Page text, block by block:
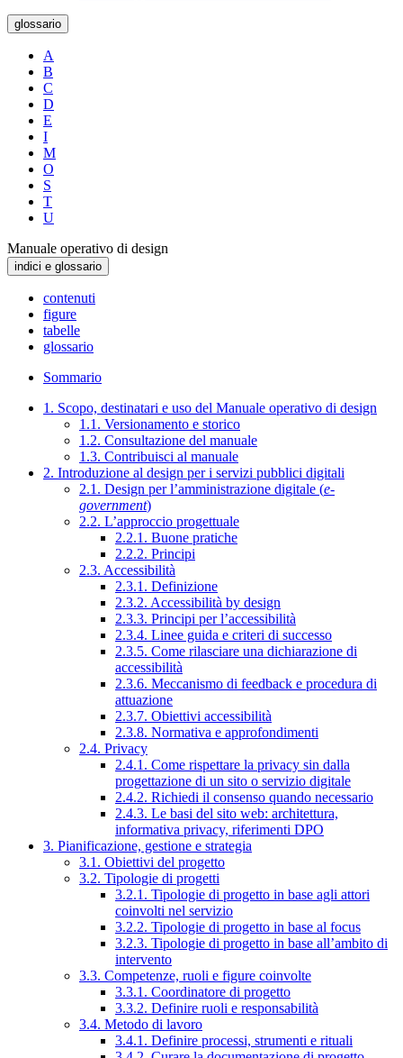
glossario
A
B
C
D
E
I
M
O
S
T
U
Manuale operativo di design
indici e glossario
contenuti
figure
tabelle
glossario
Sommario
1. Scopo, destinatari e uso del Manuale operativo di design
1.1. Versionamento e storico
1.2. Consultazione del manuale
1.3. Contribuisci al manuale
2. Introduzione al design per i servizi pubblici digitali
2.1. Design per l’amministrazione digitale (e-
government)
2.2. L’approccio progettuale
2.2.1. Buone pratiche
2.2.2. Principi
2.3. Accessibilità
2.3.1. Definizione
2.3.2. Accessibilità by design
2.3.3. Principi per l’accessibilità
2.3.4. Linee guida e criteri di successo
2.3.5. Come rilasciare una dichiarazione di
accessibilità
2.3.6. Meccanismo di feedback e procedura di
attuazione
2.3.7. Obiettivi accessibilità
2.3.8. Normativa e approfondimenti
2.4. Privacy
2.4.1. Come rispettare la privacy sin dalla
progettazione di un sito o servizio digitale
2.4.2. Richiedi il consenso quando necessario
2.4.3. Le basi del sito web: architettura,
informativa privacy, riferimenti DPO
3. Pianificazione, gestione e strategia
3.1. Obiettivi del progetto
3.2. Tipologie di progetti
3.2.1. Tipologie di progetto in base agli attori
coinvolti nel servizio
3.2.2. Tipologie di progetto in base al focus
3.2.3. Tipologie di progetto in base all’ambito di
intervento
3.3. Competenze, ruoli e figure coinvolte
3.3.1. Coordinatore di progetto
3.3.2. Definire ruoli e responsabilità
3.4. Metodo di lavoro
3.4.1. Definire processi, strumenti e rituali